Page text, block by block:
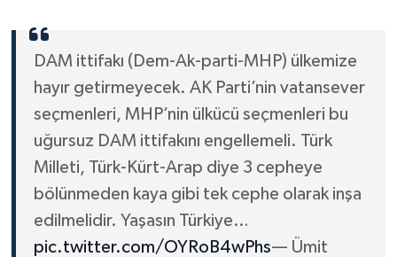
DAM ittifakı (Dem-Ak-parti-MHP) ülkemize
hayır getirmeyecek. AK Parti’nin vatansever
seçmenleri, MHP’nin ülkücü seçmenleri bu
uğursuz DAM ittifakını engellemeli. Türk
Milleti, Türk-Kürt-Arap diye 3 cepheye
bölünmeden kaya gibi tek cephe olarak inşa
edilmelidir. Yaşasın Türkiye…
pic.twitter.com/OYRoB4wPhs— Ümit